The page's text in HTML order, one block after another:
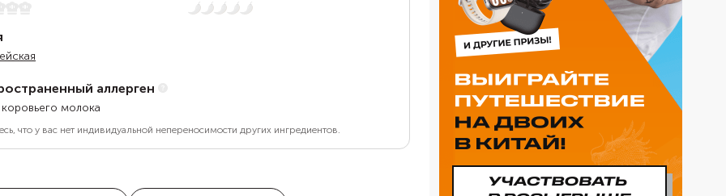
Нет остроты
аллерген
молока
что у вас нет индивидуальной непереносимости других ингредиентов.